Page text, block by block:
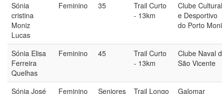
Sónia
cristina
Moniz
Lucas
Feminino 35
Trail Curto
- 13km
Clube Cultural
e Desportivo
do Porto
Sónia Elisa
Ferreira
Quelhas
Feminino 45
Trail Curto
- 13km
Clube Naval
São Vicente
Sónia José
Feminino Seniores
Trail Longo
Galomar